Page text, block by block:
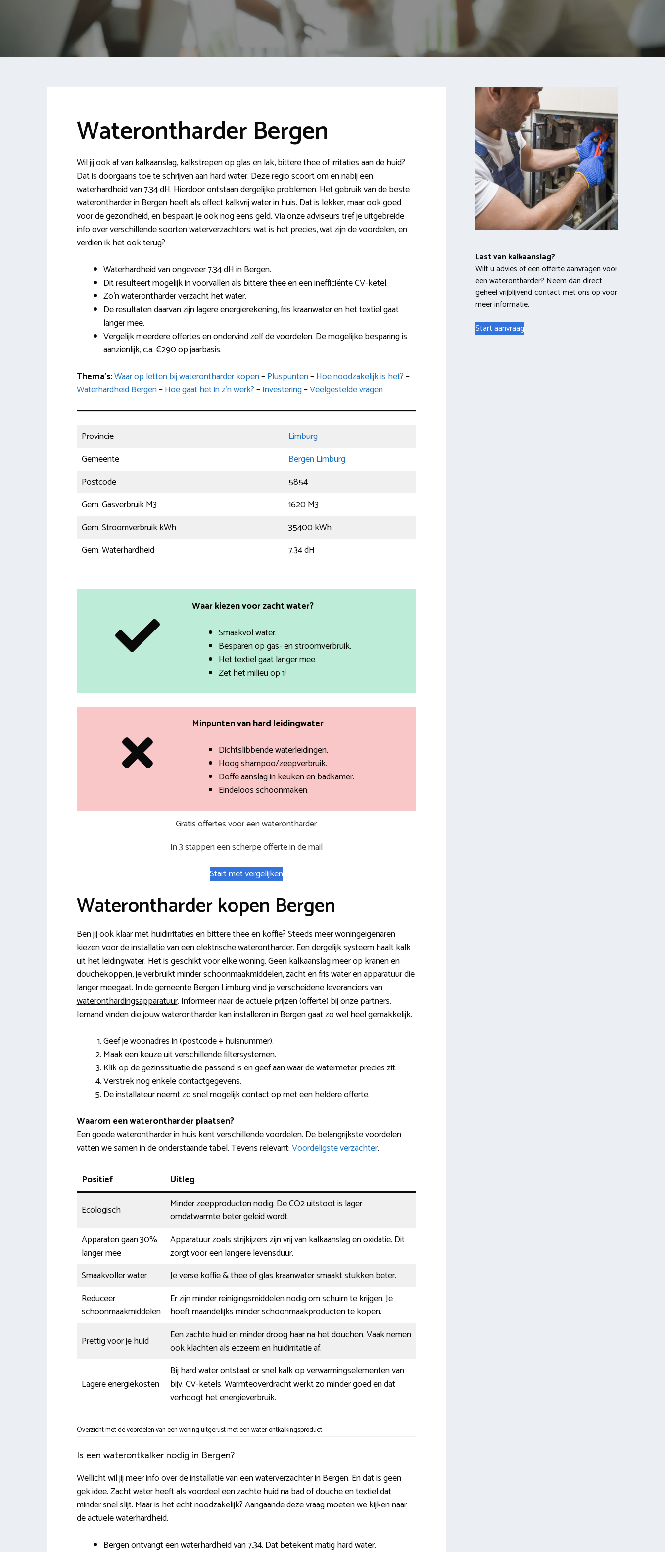
Waterontharder Bergen
Wil jij ook af van kalkaanslag, kalkstrepen op glas en lak, bittere thee of irritaties aan de huid?
Dat is doorgaans toe te schrijven aan hard water. Deze regio scoort om en nabij een
waterhardheid van 7.34 dH. Hierdoor ontstaan dergelijke problemen. Het gebruik van de beste
waterontharder in Bergen heeft als effect kalkvrij water in huis. Dat is lekker, maar ook goed
voor de gezondheid, en bespaart je ook nog eens geld. Via onze adviseurs tref je uitgebreide
info over verschillende soorten waterverzachters: wat is het precies, wat zijn de voordelen, en
verdien ik het ook terug?
Waterhardheid van ongeveer 7.34 dH in Bergen.
Dit resulteert mogelijk in voorvallen als bittere thee en een inefficiënte CV-ketel.
Zo’n waterontharder verzacht het water.
De resultaten daarvan zijn lagere energierekening, fris kraanwater en het textiel gaat
langer mee.
Vergelijk meerdere offertes en ondervind zelf de voordelen. De mogelijke besparing is
aanzienlijk, c.a. €290 op jaarbasis.
Thema’s:Waar op letten bij waterontharder kopen–Pluspunten–Hoe noodzakelijk is het?–
Waterhardheid Bergen–Hoe gaat het in z’n werk?–Investering–Veelgestelde vragen
Provincie
Limburg
Gemeente
Bergen Limburg
Postcode
5854
Gem. Gasverbruik M3
1620 M3
Gem. Stroomverbruik kWh
35400 kWh
Gem. Waterhardheid
7.34 dH
Waar kiezen voor zacht water?
Smaakvol water.
Besparen op gas- en stroomverbruik.
Het textiel gaat langer mee.
Zet het milieu op 1!
Minpunten van hard leidingwater
Dichtslibbende waterleidingen.
Hoog shampoo/zeepverbruik.
Doffe aanslag in keuken en badkamer.
Eindeloos schoonmaken.
Gratis offertes voor een waterontharder
In 3 stappen een scherpe offerte in de mail
Start met vergelijken
Waterontharder kopen Bergen
Ben jij ook klaar met huidirritaties en bittere thee en koffie? Steeds meer woningeigenaren
kiezen voor de installatie van een elektrische waterontharder. Een dergelijk systeem haalt kalk
uit het leidingwater. Het is geschikt voor elke woning. Geen kalkaanslag meer op kranen en
douchekoppen, je verbruikt minder schoonmaakmiddelen, zacht en fris water en apparatuur die
langer meegaat. In de gemeente Bergen Limburg vind je verscheideneleveranciers van
wateronthardingsapparatuur. Informeer naar de actuele prijzen (offerte) bij onze partners.
Iemand vinden die jouw waterontharder kan installeren in Bergen gaat zo wel heel gemakkelijk.
Geef je woonadres in (postcode + huisnummer).
Maak een keuze uit verschillende filtersystemen.
Klik op de gezinssituatie die passend is en geef aan waar de watermeter precies zit.
Verstrek nog enkele contactgegevens.
De installateur neemt zo snel mogelijk contact op met een heldere offerte.
Waarom een waterontharder plaatsen?
Een goede waterontharder in huis kent verschillende voordelen. De belangrijkste voordelen
vatten we samen in de onderstaande tabel. Tevens relevant:Voordeligste verzachter.
Positief Uitleg
Ecologisch
Minder zeepproducten nodig. De CO2 uitstoot is lager
omdatwarmte beter geleid wordt.
Apparaten gaan 30%
langer mee
Apparatuur zoals strijkijzers zijn vrij van kalkaanslag en oxidatie. Dit
zorgt voor een langere levensduur.
Smaakvoller water
Je verse koffie & thee of glas kraanwater smaakt stukken beter.
Reduceer
schoonmaakmiddelen
Er zijn minder reinigingsmiddelen nodig om schuim te krijgen. Je
hoeft maandelijks minder schoonmaakproducten te kopen.
Prettig voor je huid
Een zachte huid en minder droog haar na het douchen. Vaak nemen
ook klachten als eczeem en huidirritatie af.
Lagere energiekosten
Bij hard water ontstaat er snel kalk op verwarmingselementen van
bijv. CV-ketels. Warmteoverdracht werkt zo minder goed en dat
verhoogt het energieverbruik.
Overzicht met de voordelen van een woning uitgerust met een water-ontkalkingsproduct.
Is een waterontkalker nodig in Bergen?
Wellicht wil jij meer info over de installatie van een waterverzachter in Bergen. En dat is geen
gek idee. Zacht water heeft als voordeel een zachte huid na bad of douche en textiel dat
minder snel slijt. Maar is het echt noodzakelijk? Aangaande deze vraag moeten we kijken naar
de actuele waterhardheid.
Bergen ontvangt een waterhardheid van 7.34. Dat betekent matig hard water.
Last van kalkaanslag?
Wilt u advies of een offerte aanvragen voor
een waterontharder? Neem dan direct
geheel vrijblijvend contact met ons op voor
meer informatie.
Start aanvraag